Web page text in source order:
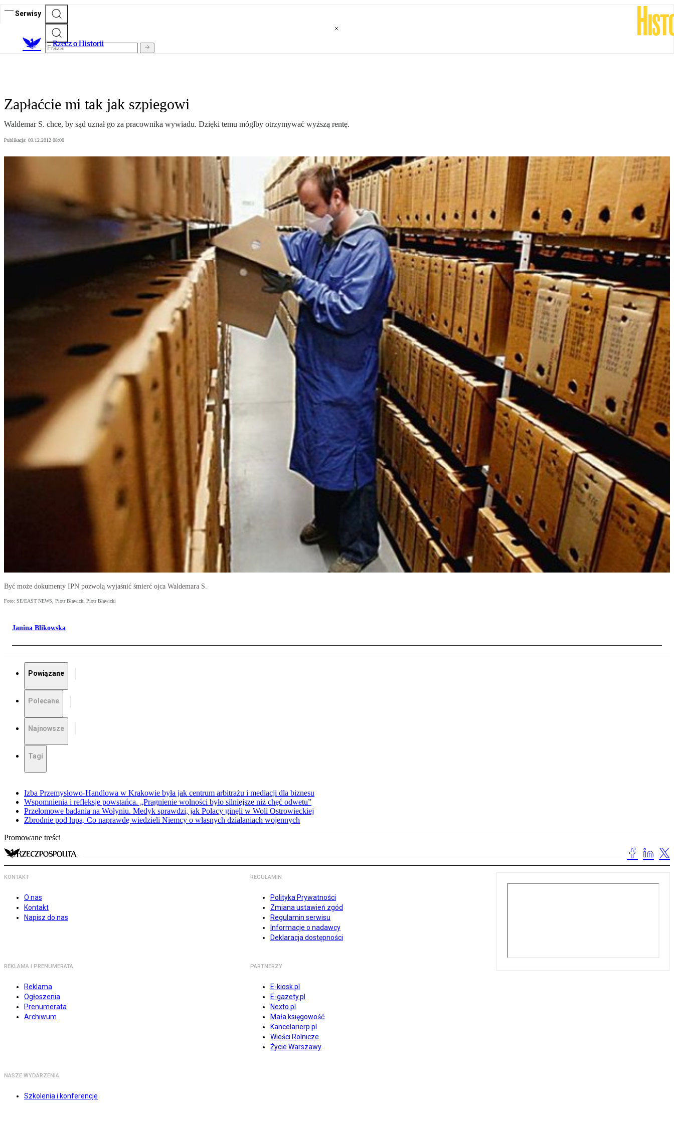
Serwisy
Rzecz o Historii
Zapłaćcie mi tak jak szpiegowi
Waldemar S. chce, by sąd uznał go za pracownika wywiadu. Dzięki temu mógłby otrzymywać wyższą rentę.
Publikacja: 09.12.2012 08:00
Być może dokumenty IPN pozwolą wyjaśnić śmierć ojca Waldemara S.
Foto: SE/EAST NEWS, Piotr Bławicki Piotr Bławicki
Janina Blikowska
Powiązane
Polecane
Najnowsze
Tagi
Izba Przemysłowo-Handlowa w Krakowie była jak centrum arbitrażu i mediacji dla biznesu
Wspomnienia i refleksje powstańca. „Pragnienie wolności było silniejsze niż chęć odwetu”
Przełomowe badania na Wołyniu. Medyk sprawdzi, jak Polacy ginęli w Woli Ostrowieckiej
Zbrodnie pod lupą. Co naprawdę wiedzieli Niemcy o własnych działaniach wojennych
Promowane treści
KONTAKT
O nas
Kontakt
Napisz do nas
REGULAMIN
Polityka Prywatności
Zmiana ustawień zgód
Regulamin serwisu
Informacje o nadawcy
Deklaracja dostępności
REKLAMA I PRENUMERATA
Reklama
Ogłoszenia
Prenumerata
Archiwum
PARTNERZY
E-kiosk.pl
E-gazety.pl
Nexto.pl
Mała księgowość
Kancelarierp.pl
Wieści Rolnicze
Życie Warszawy
NASZE WYDARZENIA
Szkolenia i konferencje